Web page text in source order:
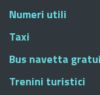
Numeri utili
Taxi
Bus navetta
Trenini turistici